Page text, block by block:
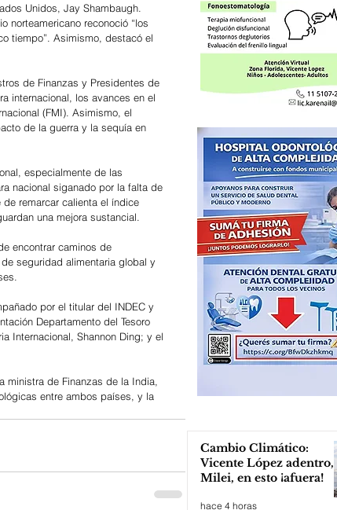
Unidos, Jay Shambaugh.
norteamericano reconoció “los
tiempo”. Asimismo, destacó el
de Finanzas y Presidentes de
internacional, los avances en el
(FMI). Asimismo, el
de la guerra y la sequía en
especialmente de las
nacional siganado por la falta de
remarcar calienta el índice
una mejora sustancial.
encontrar caminos de
seguridad alimentaria global y
por el titular del INDEC y
Departamento del Tesoro
Internacional, Shannon Ding; y el
ministra de Finanzas de la India,
entre ambos países, y la
Cambio Climático:
Vicente López adentro,
Milei, en esto ¡afuera!
hace 4 horas